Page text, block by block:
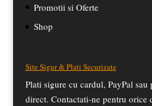
Promotii si Oferte
Shop
Site Sigur & Plati Securizate
Plati sigure cu cardul, PayPal sau
direct. Contactati-ne pentru orice